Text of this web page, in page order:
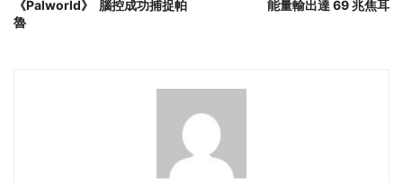
《Palworld》 腦控成功捕捉帕
魯
能量輸出達 69 兆焦耳